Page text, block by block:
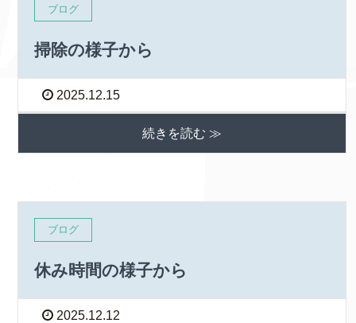
ブログ
掃除の様子から
2025.12.15
続きを読む ≫
ブログ
休み時間の様子から
2025.12.12